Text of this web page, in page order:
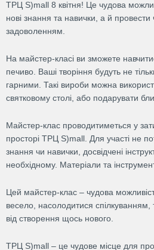
ТРЦ S)mall 8 квітня! Це чудова
нові знання та навички, а й провести
задоволенням.
На майстер-класі ви зможете
печиво. Ваші творіння будуть не
гарними. Такі вироби можна
святковому столі, або подарувати
Майстер-клас проводитиметься у
просторі ТРЦ S)mall. Для участі не
знання чи навички, досвідчені
необхідному. Матеріали та
Цей майстер-клас – чудова
весело, насолодитися
від створення щось нового.
ТРЦ S)mall – це чудове місце для